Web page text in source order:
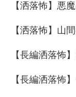
【洒落怖】悪
【洒落怖】山
【長編洒落怖
【長編洒落怖